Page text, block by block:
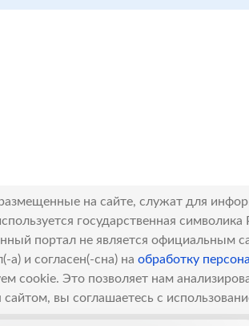
на сайте, служат для
государственная
портал не является официальным
а) и согласен(-сна) на обработку
cookie. Это позволяет нам
сайтом, вы соглашаетесь с